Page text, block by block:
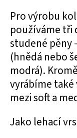
Pro výrobu
používáme tři
studené pěny
(hnědá nebo
modrá).
vyrábíme také
mezi soft a
Jako lehací